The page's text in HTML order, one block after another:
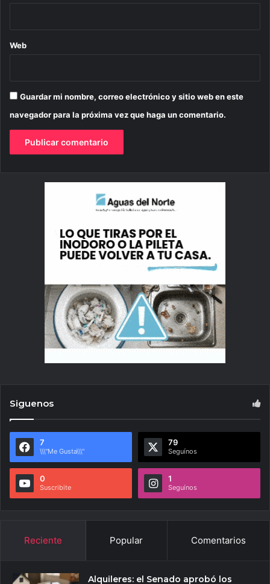
Web
Guardar mi nombre, correo electrónico y sitio web en este
navegador para la próxima vez que haga un comentario.
Siguenos
7
\\\"Me Gusta\\\"
79
Seguínos
0
Suscribite
1
Seguínos
Reciente Popular Comentarios
Alquileres: el Senado aprobó los